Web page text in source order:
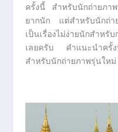
ครั้งนี้ สำหรับนักถ่ายภาพ
ยากนัก แต่สำหรับนักถ่า
เป็นเรื่องไม่ง่ายนักสำห
เลยครับ คำแนะนำครั้
สำหรับนักถ่ายภาพรุ่นใหม่